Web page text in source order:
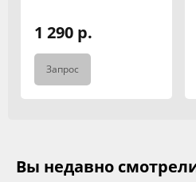
1 290 р.
Запрос
Вы недавно